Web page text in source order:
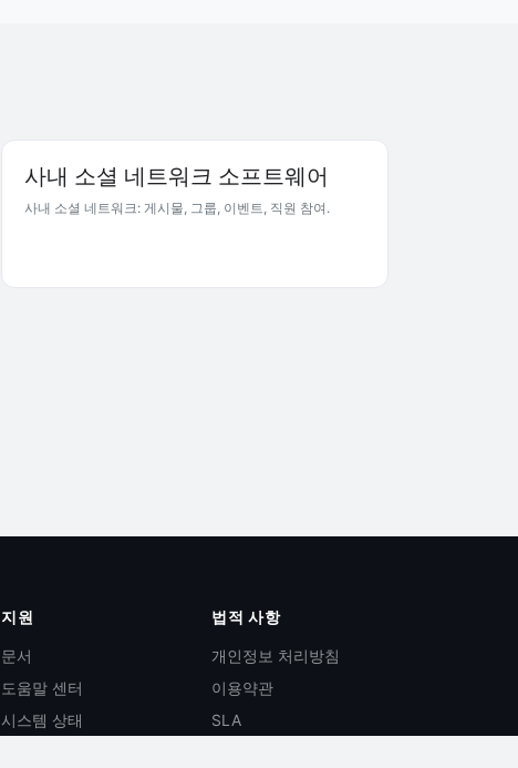
사내 소셜 네트워크 소프트웨어
사내 소셜 네트워크: 게시물, 그룹, 이벤트, 직원 참여.
지원
문서
도움말 센터
시스템 상태
법적 사항
개인정보 처리방침
이용약관
SLA